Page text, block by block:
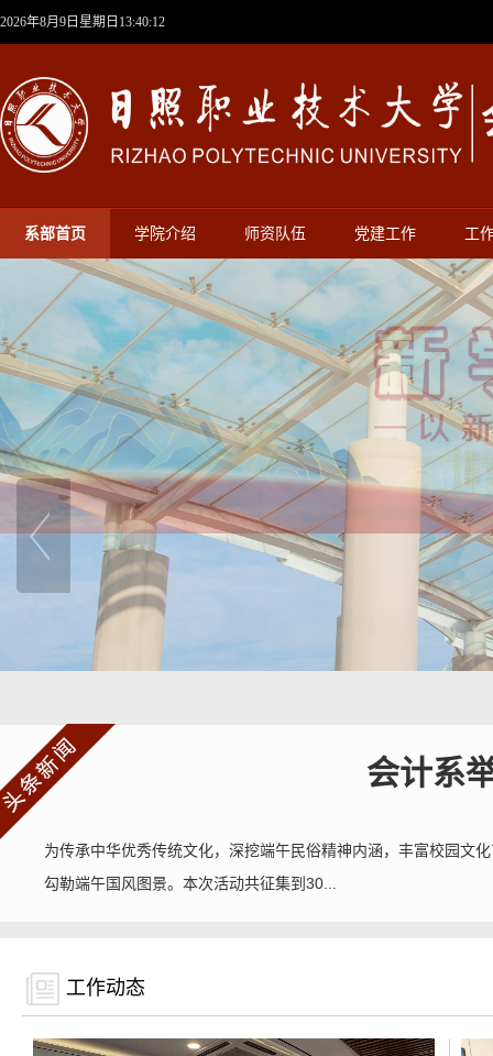
2026年8月9日星期日13:40:13
系部首页 学院介绍 师资队伍 党建工作 工
会计系
为传承中华优秀传统文化，深挖端午民俗精神内涵，丰富校园文
勾勒端午国风图景。本次活动共征集到30...
工作动态